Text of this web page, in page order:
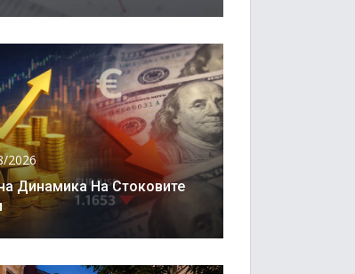
2026
Динамика На Стоковите